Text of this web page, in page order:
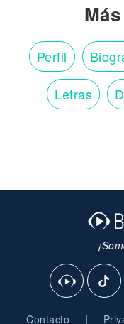
Perfil
Letras
Contacto |